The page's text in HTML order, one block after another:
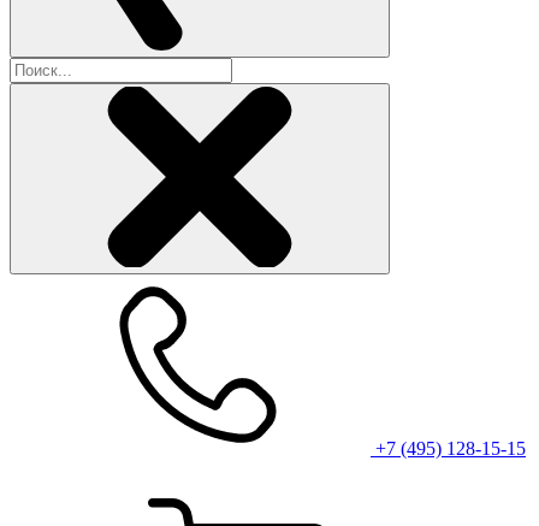
+7 (495) 128-15-15